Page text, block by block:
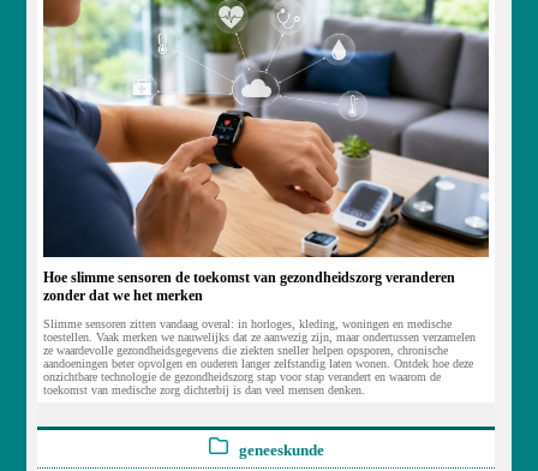
Hoe slimme sensoren de toekomst van gezondheidszorg veranderen
zonder dat we het merken
Slimme sensoren zitten vandaag overal: in horloges, kleding, woningen en medische
toestellen. Vaak merken we nauwelijks dat ze aanwezig zijn, maar ondertussen verzamelen
ze waardevolle gezondheidsgegevens die ziekten sneller helpen opsporen, chronische
aandoeningen beter opvolgen en ouderen langer zelfstandig laten wonen. Ontdek hoe deze
onzichtbare technologie de gezondheidszorg stap voor stap verandert en waarom de
toekomst van medische zorg dichterbij is dan veel mensen denken.
geneeskunde